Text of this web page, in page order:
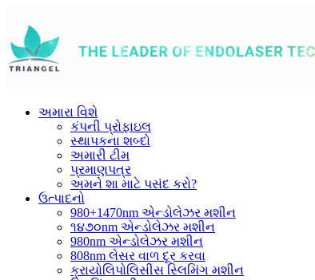
અમારા વિશે
કંપની પ્રોફાઇલ
સ્થાપકના શબ્દો
અમારી ટીમ
પ્રમાણપત્ર
અમને શા માટે પસંદ કરો?
ઉત્પાદનો
980+1470nm એન્ડોલેઝર મશીન
૧૪૭૦nm એન્ડોલેઝર મશીન
980nm એન્ડોલેઝર મશીન
808nm લેસર વાળ દૂર કરવા
ક્રાયોલિપોલિસીસ સ્લિમિંગ મશીન